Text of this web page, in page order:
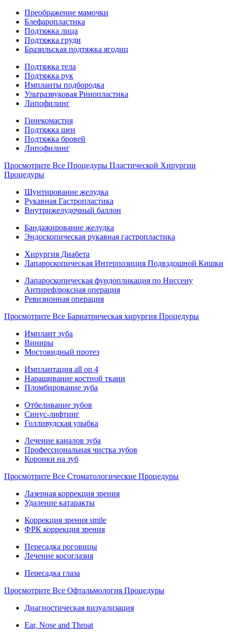
Преображение мамочки
Блефаропластика
Подтяжка лица
Подтяжка груди
Бразильская подтяжка ягодиц
Подтяжка тела
Подтяжка рук
Импланты подбородка
Ультразвуковая Ринопластика
Липофилинг
Гинекомастия
Подтяжка шеи
Подтяжка бровей
Липофилинг
Просмотрите Все Процедуры Пластической Хирургии
Процедуры
Шунтирование желудка
Рукавная Гастропластика
Внутрижелудочный баллон
Бандажирование желудка
Эндоскопическая рукавная гастропластика
Хирургия Диабета
Лапароскопическая Интерпозиция Подвздошной Кишки
Лапароскопическая фундопликация по Ниссену
Антирефлюксная операция
Ревизионная операция
Просмотрите Все Бариатрическая хирургия Процедуры
Имплант зуба
Виниры
Мостовидный протез
Имплантация all on 4
Наращивание костной ткани
Пломбирование зуба
Отбеливание зубов
Синус-лифтинг
Голливудская улыбка
Лечение каналов зуба
Профессиональная чистка зубов
Коронки на зуб
Просмотрите Все Стоматологические Процедуры
Лазерная коррекция зрения
Удаление катаракты
Коррекция зрения smile
ФРК коррекция зрения
Пересадка роговицы
Лечение косоглазия
Пересадка глаза
Просмотрите Все Офтальмология Процедуры
Диагностическая визуализация
Ear, Nose and Throat